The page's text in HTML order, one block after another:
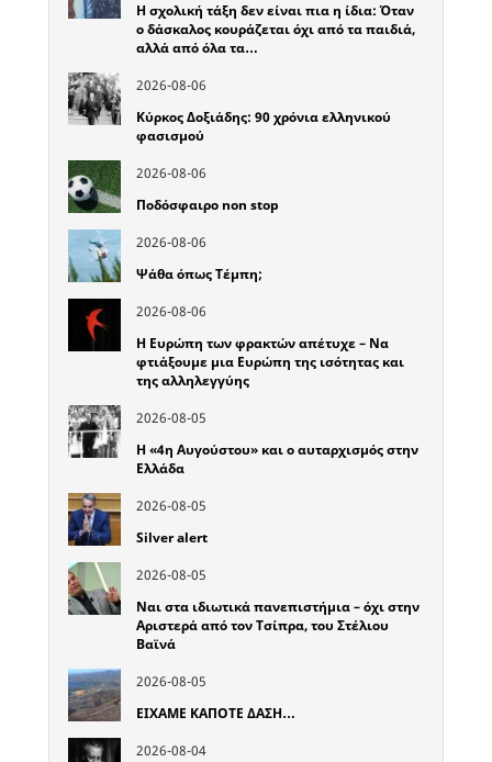
Η σχολική τάξη δεν είναι πια η ίδια: Όταν
ο δάσκαλος κουράζεται όχι από τα παιδιά,
αλλά από όλα τα…
2026-08-06
Κύρκος Δοξιάδης: 90 χρόνια ελληνικού
φασισμού
2026-08-06
Ποδόσφαιρο non stop
2026-08-06
Ψάθα όπως Τέμπη;
2026-08-06
Η Ευρώπη των φρακτών απέτυχε – Να
φτιάξουμε μια Ευρώπη της ισότητας και
της αλληλεγγύης
2026-08-05
Η «4η Αυγούστου» και ο αυταρχισμός στην
Ελλάδα
2026-08-05
Silver alert
2026-08-05
Ναι στα ιδιωτικά πανεπιστήμια – όχι στην
Αριστερά από τον Τσίπρα, του Στέλιου
Βαϊνά
2026-08-05
ΕΙΧΑΜΕ ΚΑΠΟΤΕ ΔΑΣΗ…
2026-08-04